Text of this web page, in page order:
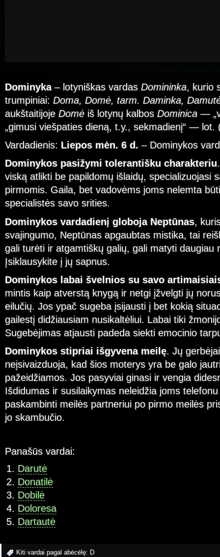
Dominyka– lotyniškas vardas Domininka, kurio
trumpiniai: Doma, Domė, tarm. Daminka,
aukštaitijoje Domė iš lotynų kalbos Dominica —
„gimusi viešpaties dieną, t.y., sekmadienį“ — lot.
Vardadienis: Liepos mėn. 6 d. – Dominykos
Dominykos pasižymi tolerantišku charakteriu
viską atlikti be papildomų išlaidų, specializuojasi
pirmomis. Gaila, bet vadovėms joms nelemta
specialistės savo srities.
Dominykos vardadienį globoja Neptūnas,
svajingumo, Neptūnas apgaubtas mistika, tai
gali turėti ir atgamtiškų galių, gali matyti daugiau
Įsiklausykite į jų sapnus.
Dominykos labai švelnios su savo
mintis kaip atverstą knygą ir netgi įžvelgti jų
eilučių. Jos ypač sugeba įsijausti į bet kokią
gailestį didžiausiam nusikaltėliui. Labai tiki
Sugebėjimas atjausti padeda siekti emocinio
Dominykos stipriai išgyvena meilę. Jų
neįsivaizduoja, kad šios moterys yra be galo
pažeidžiamos. Jos pasyviai ginasi ir vengia
Išdidumas ir susilaikymas neleidžia joms
paskambinti meilės partneriui po pirmo meilės
jo skambučio.
Panašūs vardai:
Darutė
Donatilė
Dobilė
Doloresa
Dartautė
Kiti vardai pagal abėcėlę: D